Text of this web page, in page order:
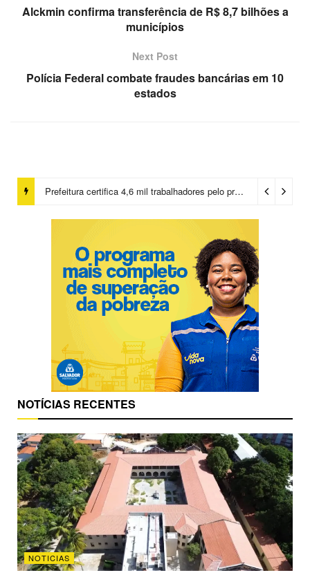
Alckmin confirma transferência de R$ 8,7 bilhões a
municípios
Next Post
Polícia Federal combate fraudes bancárias em 10
estados
Prefeitura certifica 4,6 mil trabalhadores pelo programa Treinar para Empregar e realiza Feirão de Empregabilidade
NOTÍCIAS RECENTES
NOTICIAS